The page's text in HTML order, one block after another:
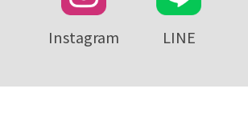
Instagram LINE